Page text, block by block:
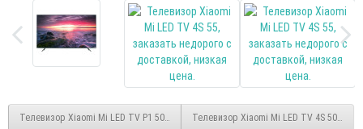
Телевизор Xiaomi Mi LED TV P1 50 smart UHD безрамочныйТелевизор Xiaomi Mi LED TV 4S 50 smart